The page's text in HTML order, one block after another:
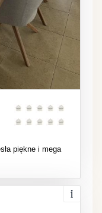
piękne i mega